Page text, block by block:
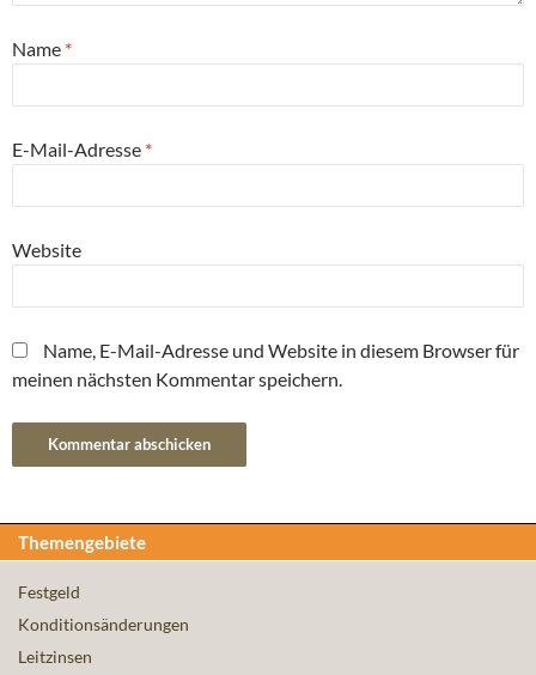
Name *
E-Mail-Adresse *
Website
Name, E-Mail-Adresse und Website in diesem Browser für
meinen nächsten Kommentar speichern.
Themengebiete
Festgeld
Konditionsänderungen
Leitzinsen